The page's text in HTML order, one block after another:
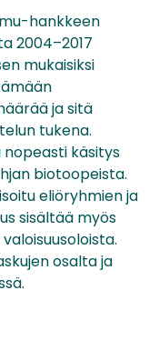
hankkeen
2004–2017
mukaisiksi
ja sitä
tukena.
nopeasti käsitys
biotoopeista.
eliöryhmien ja
sisältää myös
osalta ja